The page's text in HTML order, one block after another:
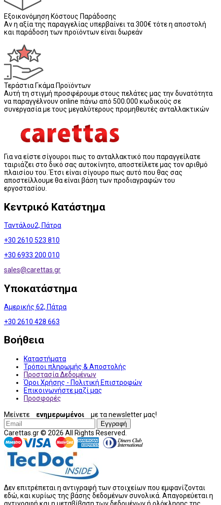
Εξοικονόμηση Κόστους Παράδοσης
Αν η αξία της παραγγελίας υπερβαίνει τα 300€ τότε η αποστολή
και παράδοση των προϊόντων είναι δωρεάν
Τεράστια Γκάμα Προϊόντων
Αυτή τη στιγμή προσφέρουμε στους πελάτες μας την δυνατότητα
να παραγγέλνουν online πάνω από 500.000 κωδικούς σε
συνεργασία με τους μεγαλύτερους προμηθευτές ανταλλακτικών
Για να είστε σίγουροι πως το ανταλλακτικό που παραγγείλατε
ταιριάζει στο δικό σας αυτοκίνητο, αποστείλετε μας τον αριθμό
πλαισίου του. Έτσι είναι σίγουρο πως αυτό που θας σας
αποστείλλουμε θα είναι βάση των προδιαγραφών του
εργοστασίου.
Κεντρικό Κατάστημα
Ταντάλου2, Πάτρα
+30 2610 523 810
+30 6933 200 010
sales@carettas.gr
Υποκατάστημα
Αμερικής 62, Πάτρα
+30 2610 428 663
Βοήθεια
Καταστήματα
Τρόποι πληρωμής & Αποστολής
Προστασία Δεδομένων
Όροι Χρήσης - Πολιτική Επιστροφών
Επικοινωνήστε μαζί μας
Προσφορές
Μείνετε ενημερωμένοι με τα newsletter μας!
Εγγραφή
Carettas.gr © 2026 All Rights Reserved.
Δεν επιτρέπεται η αντιγραφή των στοιχείων που εμφανίζονται
εδώ, και κυρίως της βάσης δεδομένων συνολικά. Απαγορεύεται η